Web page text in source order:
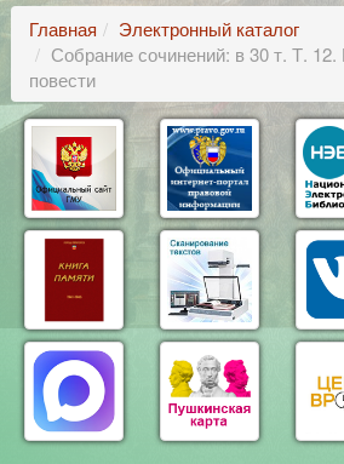
Главная
Электронный каталог
Собрание сочинений: в 30 т. Т.
повести